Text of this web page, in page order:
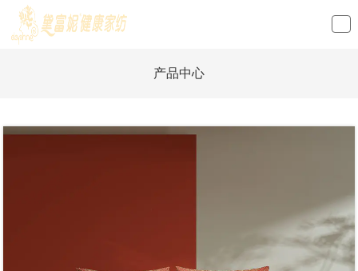
loading
产品中心